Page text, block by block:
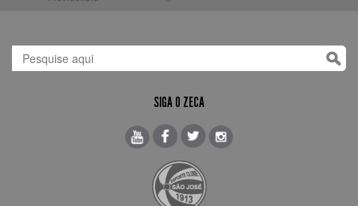
SIGA O ZECA